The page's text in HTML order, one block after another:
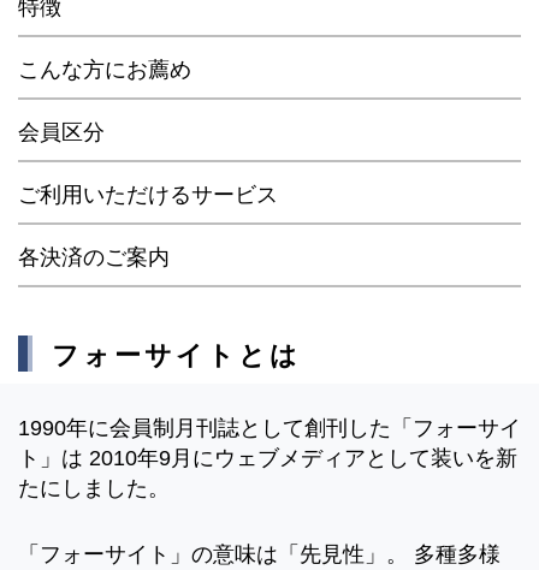
特徴
こんな方にお薦め
会員区分
ご利用いただけるサービス
各決済のご案内
フォーサイトとは
1990年に会員制月刊誌として創刊した「フォーサイ
ト」は 2010年9月にウェブメディアとして装いを新
たにしました。
「フォーサイト」の意味は「先見性」。 多種多様